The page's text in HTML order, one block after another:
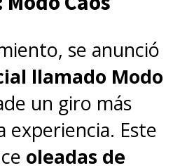
se anunció
llamado Modo
un giro más
experiencia. Este
oleadas de